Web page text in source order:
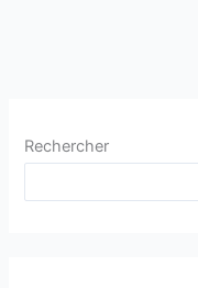
Rechercher